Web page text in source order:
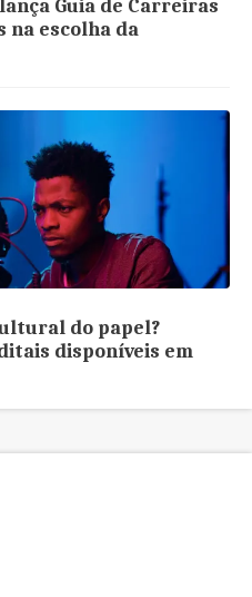
Guia de Carreiras
na escolha da
do papel?
disponíveis em